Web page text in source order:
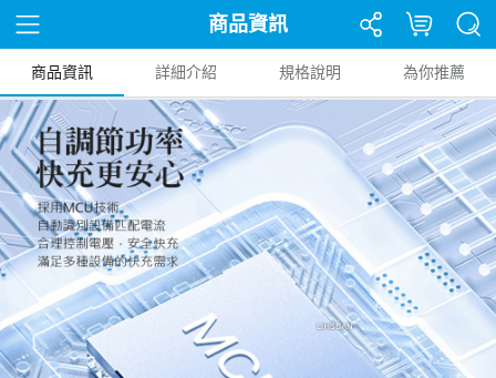
商品資訊
商品資訊 詳細介紹 規格說明 為你推薦